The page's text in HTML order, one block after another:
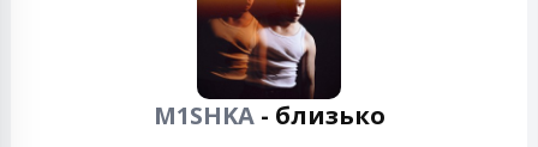
M1SHKA- близько